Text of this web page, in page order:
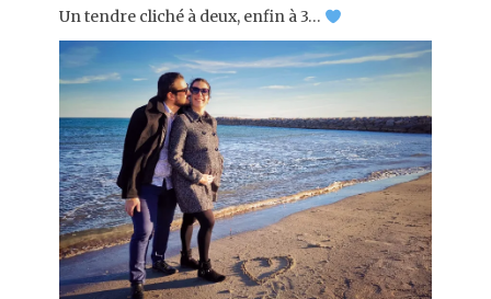
Un tendre cliché à deux, enfin à 3…